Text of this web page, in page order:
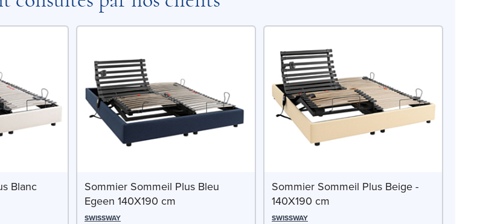
Blanc
Sommier Sommeil Plus Bleu
Egeen 140X190 cm
SWISSWAY
Sommier Sommeil Plus Beige -
140X190 cm
SWISSWAY